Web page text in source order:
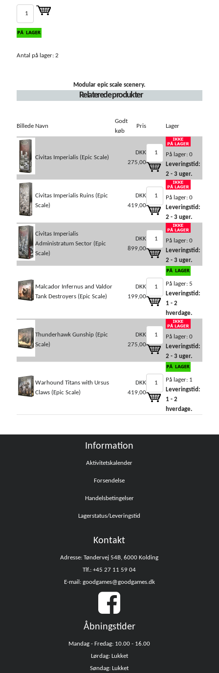
Antal på lager: 2
Modular epic scale scenery.
Relaterede produkter
Billede Navn
Godt
køb
Pris Lager
Civitas Imperialis (Epic Scale)
DKK
275,00
På lager: 0
Leveringstid:
2 - 3 uger.
Civitas Imperialis Ruins (Epic
Scale)
DKK
419,00
På lager: 0
Leveringstid:
2 - 3 uger.
Civitas Imperialis
Administratum Sector (Epic
Scale)
DKK
899,00
På lager: 0
Leveringstid:
2 - 3 uger.
Malcador Infernus and Valdor
Tank Destroyers (Epic Scale)
DKK
199,00
På lager: 5
Leveringstid:
1 - 2
hverdage.
Thunderhawk Gunship (Epic
Scale)
DKK
275,00
På lager: 0
Leveringstid:
2 - 3 uger.
Warhound Titans with Ursus
Claws (Epic Scale)
DKK
419,00
På lager: 1
Leveringstid:
1 - 2
hverdage.
Information
Aktivitetskalender
Forsendelse
Handelsbetingelser
Lagerstatus/Leveringstid
Kontakt
Adresse: Tøndervej 54B, 6000 Kolding
Tlf.: +45 27 11 59 04
E-mail: goodgames@goodgames.dk
Åbningstider
Mandag - Fredag: 10.00 - 16.00
Lørdag: Lukket
Søndag: Lukket